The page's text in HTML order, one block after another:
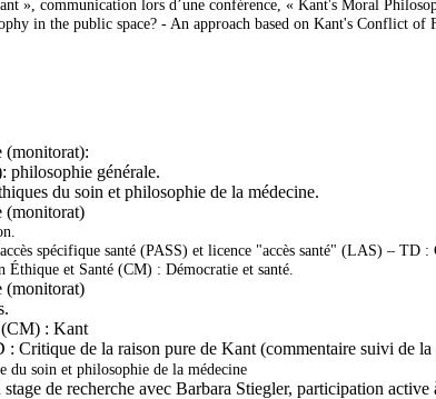
», communication lors d’une conférence, « Kant's Moral
in the public space? - An approach based on Kant's Conflict of
(monitorat):
philosophie générale.
du soin et philosophie de la médecine.
(monitorat)
spécifique santé (PASS) et licence "accès santé" (LAS) – TD :
et Santé (CM) : Démocratie et santé.
(monitorat)
.
(CM) : Kant
: Critique de la raison pure de Kant (commentaire suivi de
du soin et philosophie de la médecine
de recherche avec Barbara Stiegler, participation active